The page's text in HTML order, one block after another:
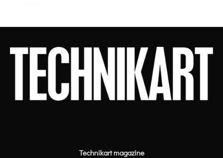
Technikart magazine